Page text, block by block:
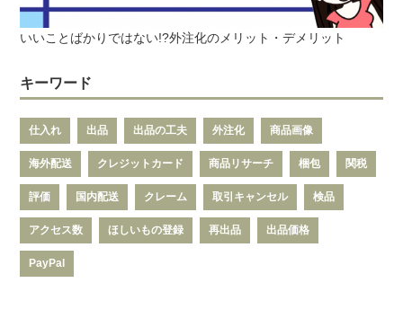
いいことばかりではない!?外注化のメリット・デメリット
キーワード
仕入れ 出品 出品の工夫 外注化 商品画像
海外配送 クレジットカード 商品リサーチ 梱包 関税
評価 国内配送 クレーム 取引キャンセル 検品
アクセス数 ほしいもの登録 再出品 出品価格
PayPal